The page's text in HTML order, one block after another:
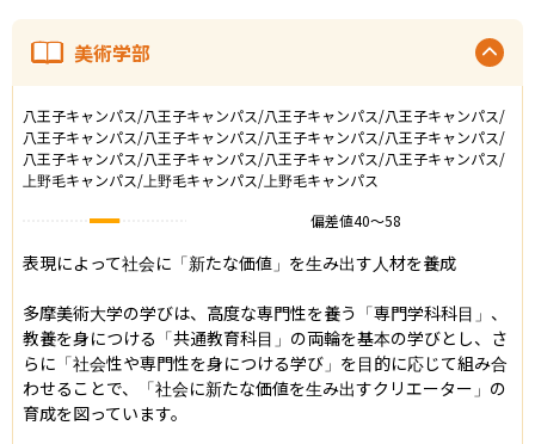
美術学部
八王子キャンパス/八王子キャンパス/八王子キャンパス/八王子キャンパス/
八王子キャンパス/八王子キャンパス/八王子キャンパス/八王子キャンパス/
八王子キャンパス/八王子キャンパス/八王子キャンパス/八王子キャンパス/
上野毛キャンパス/上野毛キャンパス/上野毛キャンパス
偏差値40〜58
表現によって社会に「新たな価値」を生み出す人材を養成
多摩美術大学の学びは、高度な専門性を養う「専門学科科目」、
教養を身につける「共通教育科目」の両輪を基本の学びとし、さ
らに「社会性や専門性を身につける学び」を目的に応じて組み合
わせることで、「社会に新たな価値を生み出すクリエーター」の
育成を図っています。